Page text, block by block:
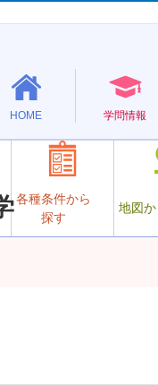
HOME 学問情報
各種条件から
探す
地図